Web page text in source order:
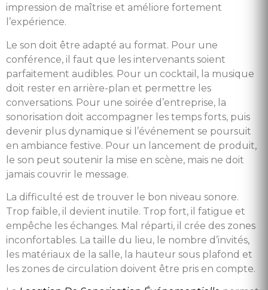
impression de maîtrise et améliore fortement
l’expérience.
Le son doit être adapté au format. Pour une
conférence, il faut que les intervenants soient
parfaitement audibles. Pour un cocktail, la musique
doit rester en arrière-plan et permettre les
conversations. Pour une soirée d’entreprise, la
sonorisation doit accompagner les temps forts, puis
devenir plus dynamique si l’événement se poursuit
en ambiance festive. Pour un lancement de produit,
le son peut soutenir la mise en scène, mais ne doit
jamais couvrir le message.
La difficulté est de trouver le bon niveau sonore.
Trop faible, il devient inutile. Trop fort, il fatigue et
empêche les échanges. Mal réparti, il crée des zones
inconfortables. La taille du lieu, le nombre d’invités,
les matériaux de la salle, la hauteur sous plafond et
les zones de circulation doivent être pris en compte.